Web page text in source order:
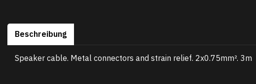
Beschreibung
Speaker cable. Metal connectors and strain relief. 2x0.75mm². 3m